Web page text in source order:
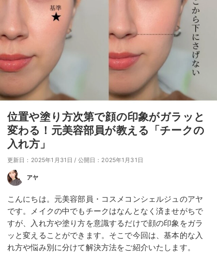
位置や塗り方次第で顔の印象がガラッと
変わる！元美容部員が教える「チークの
入れ方」
更新日：2025年1月31日 / 公開日：2025年1月31日
アヤ
こんにちは。元美容部員・コスメコンシェルジュのアヤ
です。メイクの中でもチークはなんとなく済ませがちで
すが、入れ方や塗り方を意識するだけで顔の印象をガラ
ッと変えることができます。そこで今回は、基本的な入
れ方や悩み別に分けて解決方法をご紹介いたします。